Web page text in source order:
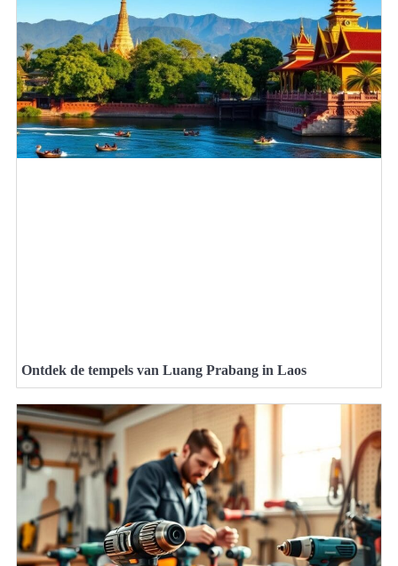
Ontdek de tempels van Luang Prabang in Laos